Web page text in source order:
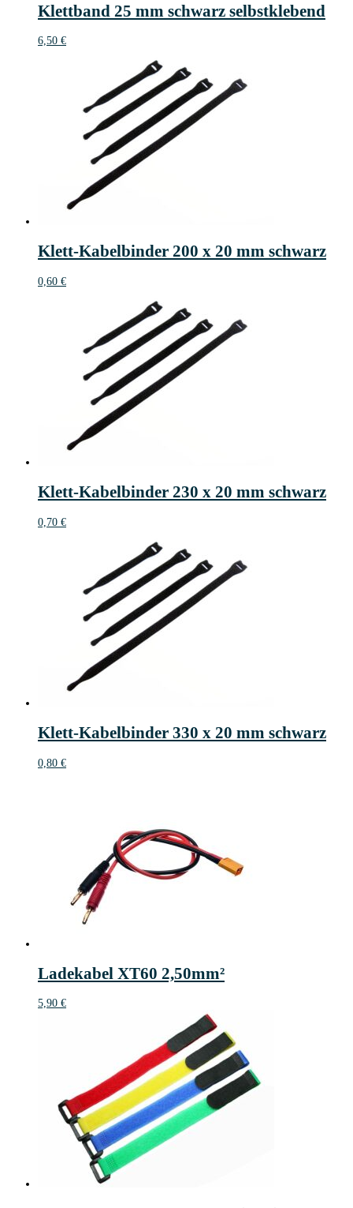
Klettband 25 mm schwarz selbstklebend
6,50 €
Klett-Kabelbinder 200 x 20 mm schwarz
0,60 €
Klett-Kabelbinder 230 x 20 mm schwarz
0,70 €
Klett-Kabelbinder 330 x 20 mm schwarz
0,80 €
Ladekabel XT60 2,50mm²
5,90 €